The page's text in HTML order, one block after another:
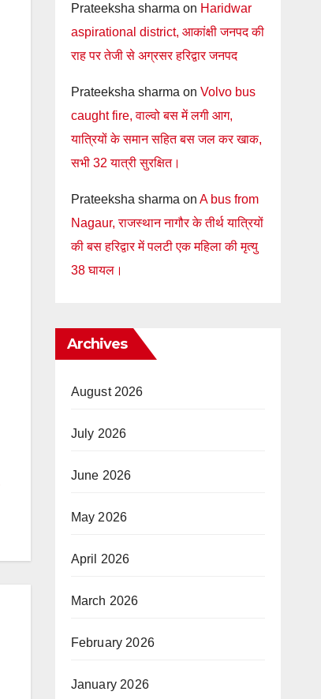
Prateeksha sharma on Haridwar
aspirational district, आकांक्षी जनपद की
राह पर तेजी से अग्रसर हरिद्वार जनपद
Prateeksha sharma on Volvo bus
caught fire, वाल्वो बस में लगी आग,
यात्रियों के समान सहित बस जल कर खाक,
सभी 32 यात्री सुरक्षित।
Prateeksha sharma on A bus from
Nagaur, राजस्थान नागौर के तीर्थ यात्रियों
की बस हरिद्वार में पलटी एक महिला की मृत्यु
38 घायल।
Archives
August 2026
July 2026
June 2026
May 2026
April 2026
March 2026
February 2026
January 2026